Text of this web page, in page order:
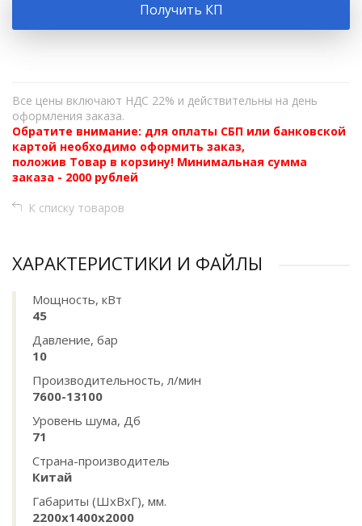
Получить КП
Все цены включают НДС 22% и действительны на день
оформления заказа.
Обратите внимание: для оплаты СБП или банковской
картой необходимо оформить заказ,
положив Товар в корзину! Минимальная сумма
заказа - 2000 рублей
К списку товаров
ХАРАКТЕРИСТИКИ И ФАЙЛЫ
Мощность, кВт
45
Давление, бар
10
Производительность, л/мин
7600-13100
Уровень шума, Дб
71
Страна-производитель
Китай
Габариты (ШхВхГ), мм.
2200х1400х2000